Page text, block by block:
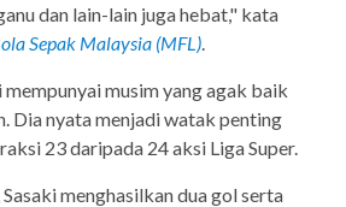
dan lain-lain juga hebat," kata
Sepak Malaysia (MFL).
mempunyai musim yang agak baik
Dia nyata menjadi watak penting
23 daripada 24 aksi Liga Super.
menghasilkan dua gol serta